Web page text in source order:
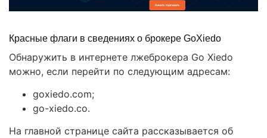
Красные флаги в сведениях о брокере GoXiedo
Обнаружить в интернете лжеброкера Go Xiedo
можно, если перейти по следующим адресам:
goxiedo.com;
go-xiedo.co.
На главной странице сайта рассказывается об